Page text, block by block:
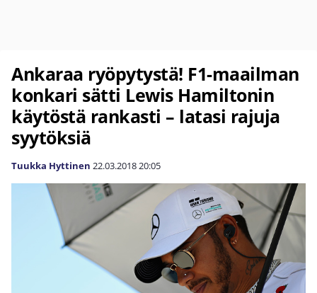
Ankaraa ryöpytystä! F1-maailman
konkari sätti Lewis Hamiltonin
käytöstä rankasti – latasi rajuja
syytöksiä
Tuukka Hyttinen 22.03.201820:05